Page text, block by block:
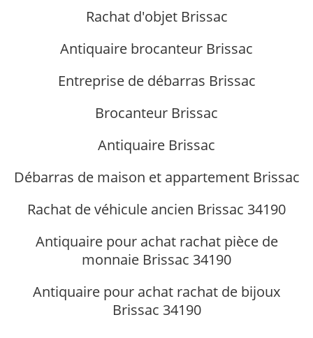
Rachat d'objet Brissac
Antiquaire brocanteur Brissac
Entreprise de débarras Brissac
Brocanteur Brissac
Antiquaire Brissac
Débarras de maison et appartement Brissac
Rachat de véhicule ancien Brissac 34190
Antiquaire pour achat rachat pièce de
monnaie Brissac 34190
Antiquaire pour achat rachat de bijoux
Brissac 34190